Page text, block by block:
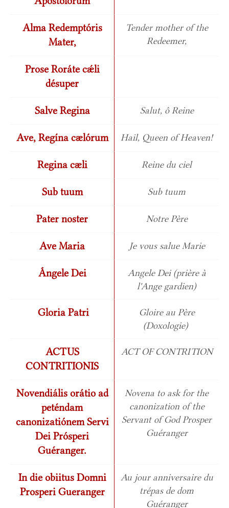
Alma Redemptóris
Mater,
Tender mother of the
Redeemer,
Prose Roráte cǽli
désuper
Salve Regina Salut, ô Reine
Ave, Regína cælórum Hail, Queen of Heaven!
Regina cæli Reine du ciel
Sub tuum Sub tuum
Pater noster Notre Père
Ave Maria Je vous salue Marie
Ángele Dei
Angele Dei (prière à
l'Ange gardien)
Gloria Patri
Gloire au Père
(Doxologie)
ACTUS
CONTRITIONIS
ACT OF CONTRITION
Novendiális orátio ad
peténdam
canonizatiónem Servi
Dei Prósperi
Guéranger.
Novena to ask for the
canonization of the
Servant of God Prosper
Guéranger
In die obiitus Domni
Prosperi Gueranger
Au jour anniversaire du
trépas de dom
Guéranger